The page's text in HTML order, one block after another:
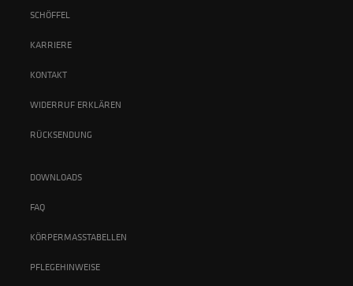
SCHÖFFEL
KARRIERE
KONTAKT
WIDERRUF ERKLÄREN
RÜCKSENDUNG
DOWNLOADS
FAQ
KÖRPERMASSTABELLEN
PFLEGEHINWEISE